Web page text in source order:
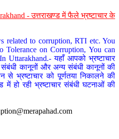
- उत्तराखण्ड में फैले भ्रष्टाचार के
related to corruption, RTI etc. You
Tolerance on Corruption, You can
Uttarakhand.- यहाँ आपको भ्रष्टाचार
संबंधी कानूनों और अन्य संबंधी कानूनों की
से भ्रष्टाचार को पूर्णतया निकालने की
हो रही भ्रष्टाचार संबंधी घटनाओं की